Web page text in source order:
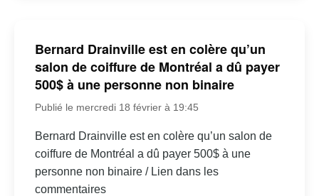
Bernard Drainville est en colère qu’un
salon de coiffure de Montréal a dû payer
500$ à une personne non binaire
Publié le mercredi 18 février à 19:45
Bernard Drainville est en colère qu’un salon de
coiffure de Montréal a dû payer 500$ à une
personne non binaire / Lien dans les
commentaires